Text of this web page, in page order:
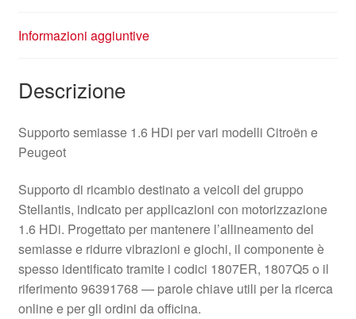
Informazioni aggiuntive
Descrizione
Supporto semiasse 1.6 HDi per vari modelli Citroën e
Peugeot
Supporto di ricambio destinato a veicoli del gruppo
Stellantis, indicato per applicazioni con motorizzazione
1.6 HDi. Progettato per mantenere l’allineamento del
semiasse e ridurre vibrazioni e giochi, il componente è
spesso identificato tramite i codici 1807ER, 1807Q5 o il
riferimento 96391768 — parole chiave utili per la ricerca
online e per gli ordini da officina.